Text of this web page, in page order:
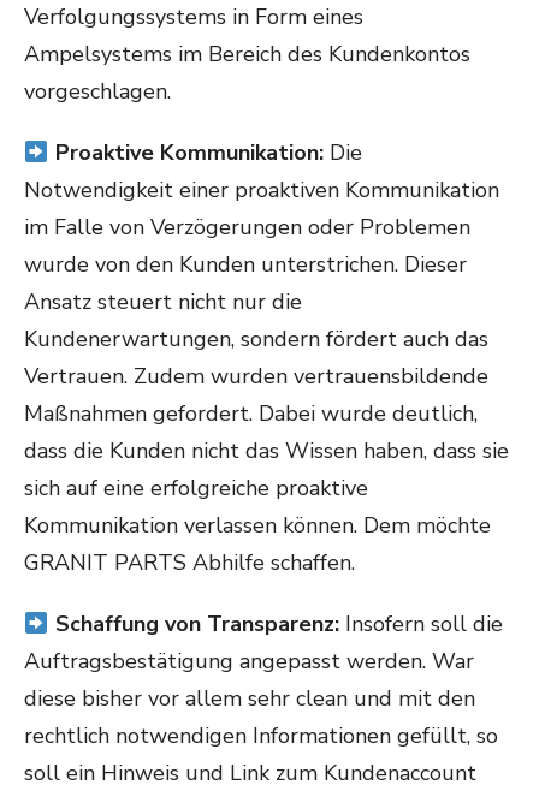
Verfolgungssystems in Form eines
Ampelsystems im Bereich des Kundenkontos
vorgeschlagen.
Proaktive Kommunikation: Die
Notwendigkeit einer proaktiven Kommunikation
im Falle von Verzögerungen oder Problemen
wurde von den Kunden unterstrichen. Dieser
Ansatz steuert nicht nur die
Kundenerwartungen, sondern fördert auch das
Vertrauen. Zudem wurden vertrauensbildende
Maßnahmen gefordert. Dabei wurde deutlich,
dass die Kunden nicht das Wissen haben, dass sie
sich auf eine erfolgreiche proaktive
Kommunikation verlassen können. Dem möchte
GRANIT PARTS Abhilfe schaffen.
Schaffung von Transparenz:Insofern soll die
Auftragsbestätigung angepasst werden. War
diese bisher vor allem sehr clean und mit den
rechtlich notwendigen Informationen gefüllt, so
soll ein Hinweis und Link zum Kundenaccount